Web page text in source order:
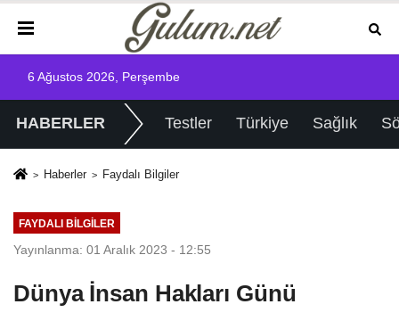
6 Ağustos 2026, Perşembe
HABERLER Testler Türkiye Sağlık
Haberler Faydalı Bilgiler
FAYDALI BILGILER
Yayınlanma: 01 Aralık 2023 - 12:55
Dünya İnsan Hakları Günü